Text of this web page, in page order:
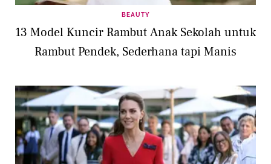
BEAUTY
13 Model Kuncir Rambut Anak Sekolah untuk
Rambut Pendek, Sederhana tapi Manis